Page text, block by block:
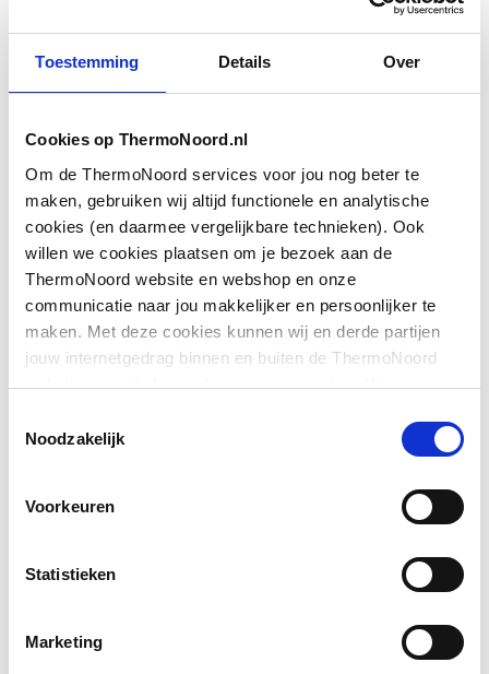
Toestemming Details Over
Cookies op ThermoNoord.nl
Om de ThermoNoord services voor jou nog beter te
maken, gebruiken wij altijd functionele en analytische
cookies (en daarmee vergelijkbare technieken). Ook
willen we cookies plaatsen om je bezoek aan de
ThermoNoord website en webshop en onze
communicatie naar jou makkelijker en persoonlijker te
maken. Met deze cookies kunnen wij en derde partijen
jouw internetgedrag binnen en buiten de ThermoNoord
website en webshop volgen en verzamelen. Hiermee
communicatie aan jouw interesses aan. We slaan je
Noodzakelijk
Voorkeuren
Statistieken
Marketing
hoekinstap
met zijwand
Geschikt voor montage
op douchebak
Ja
Geschikt voor montage
op tegelvloer
Ja
Geschikt voor
nismontage
Nee
voor hoekinstap
Materiaal profiel
Toon meer
Downloads
Pictogramimage/jpeg,356 KB
Exploded_viewimage/jpeg,48 KB